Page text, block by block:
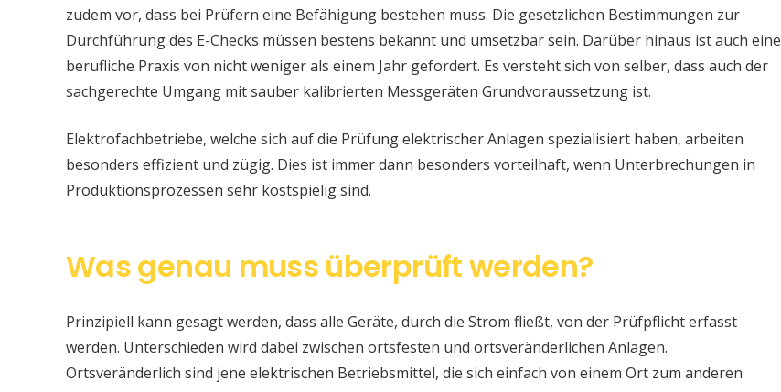
zudem vor, dass bei Prüfern eine Befähigung bestehen muss. Die gesetzlichen Bestimmungen zur
Durchführung des E-Checks müssen bestens bekannt und umsetzbar sein. Darüber hinaus ist auch eine
berufliche Praxis von nicht weniger als einem Jahr gefordert. Es versteht sich von selber, dass auch der
sachgerechte Umgang mit sauber kalibrierten Messgeräten Grundvoraussetzung ist.
Elektrofachbetriebe, welche sich auf die Prüfung elektrischer Anlagen spezialisiert haben, arbeiten
besonders effizient und zügig. Dies ist immer dann besonders vorteilhaft, wenn Unterbrechungen in
Produktionsprozessen sehr kostspielig sind.
Was genau muss überprüft werden?
Prinzipiell kann gesagt werden, dass alle Geräte, durch die Strom fließt, von der Prüfpflicht erfasst
werden. Unterschieden wird dabei zwischen ortsfesten und ortsveränderlichen Anlagen.
Ortsveränderlich sind jene elektrischen Betriebsmittel, die sich einfach von einem Ort zum anderen